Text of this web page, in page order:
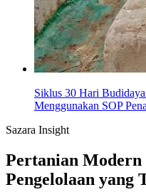
Siklus 30 Hari
Menggunakan SOP
Sazara Insight
Pertanian
Pengelolaan yang